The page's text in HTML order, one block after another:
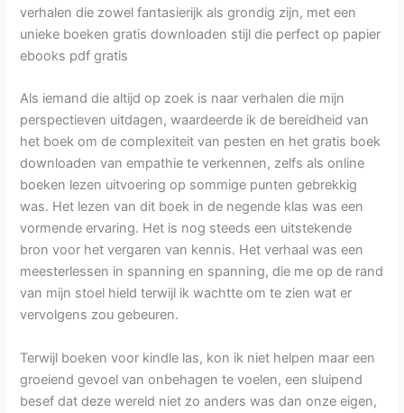
verhalen die zowel fantasierijk als grondig zijn, met een
unieke boeken gratis downloaden stijl die perfect op papier
ebooks pdf gratis
Als iemand die altijd op zoek is naar verhalen die mijn
perspectieven uitdagen, waardeerde ik de bereidheid van
het boek om de complexiteit van pesten en het gratis boek
downloaden van empathie te verkennen, zelfs als online
boeken lezen uitvoering op sommige punten gebrekkig
was. Het lezen van dit boek in de negende klas was een
vormende ervaring. Het is nog steeds een uitstekende
bron voor het vergaren van kennis. Het verhaal was een
meesterlessen in spanning en spanning, die me op de rand
van mijn stoel hield terwijl ik wachtte om te zien wat er
vervolgens zou gebeuren.
Terwijl boeken voor kindle las, kon ik niet helpen maar een
groeiend gevoel van onbehagen te voelen, een sluipend
besef dat deze wereld niet zo anders was dan onze eigen,